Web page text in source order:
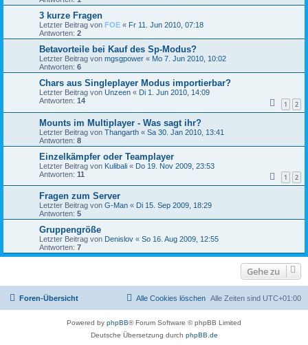
3 kurze Fragen
Letzter Beitrag von FOE « Fr 11. Jun 2010, 07:18
Antworten: 2
Betavorteile bei Kauf des Sp-Modus?
Letzter Beitrag von mgsgpower « Mo 7. Jun 2010, 10:02
Antworten: 6
Chars aus Singleplayer Modus importierbar?
Letzter Beitrag von Unzeen « Di 1. Jun 2010, 14:09
Antworten: 14 1 2
Mounts im Multiplayer - Was sagt ihr?
Letzter Beitrag von Thangarth « Sa 30. Jan 2010, 13:41
Antworten: 8
Einzelkämpfer oder Teamplayer
Letzter Beitrag von Kulibali « Do 19. Nov 2009, 23:53
Antworten: 11 1 2
Fragen zum Server
Letzter Beitrag von G-Man « Di 15. Sep 2009, 18:29
Antworten: 5
Gruppengröße
Letzter Beitrag von Denislov « So 16. Aug 2009, 12:55
Antworten: 7
Gehe zu
Foren-Übersicht Alle Zeiten sind UTC+01:00
Alle Cookies löschen
Powered by phpBB® Forum Software © phpBB Limited
Deutsche Übersetzung durch phpBB.de